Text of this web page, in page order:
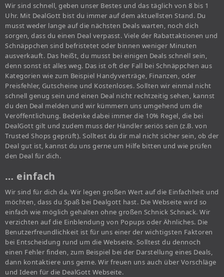
Wir sind schnell, geben unser Bestes und das täglich von 8 bis 1
Uhr. Mit DealGott bist du immer auf dem aktuellsten Stand. Du
musst weder lange auf die nächsten Deals warten, noch dich
sorgen, dass du einen Deal verpasst. Viele der Rabattaktionen und
Schnäppchen sind befristetet oder binnen weniger Minuten
ausverkauft. Das heißt, du musst bei einigen Deals schnell sein,
denn sonst ist alles weg. Das ist oft der Fall bei Schnäppchen aus
Kategorien wie zum Beispiel Handyverträge, Finanzen, oder
Preisfehler, Gutscheine und Kostenloses. Sollten wir einmal nicht
schnell genug sein und einen Deal nicht rechtzeitig sehen, kannst
du den Deal melden und wir kümmern uns umgehend um die
Veröffentlichung. Bedenke dabei immer die 10% Regel, die bei
DealGott gilt und zudem muss der Händler seriös sein (z.B. von
Trusted Shops geprüft). Solltest du dir mal nicht sicher sein, ob der
Deal gut ist, kannst du uns gerne um Hilfe bitten und wie prüfen
den Deal für dich.
… einfach
Wir sind für dich da. Wir legen großen Wert auf die Einfachheit und
möchten, dass du Spaß bei Dealgott hast. Die Webseite wird so
einfach wie möglich gehalten ohne großen Schnick Schnack. Wir
verzichten auf die Einblendung von Popups oder Ähnliches. Die
Benutzerfreundlichkeit ist für uns einer der wichtigsten Faktoren
bei Entscheidung rund um die Webseite. Solltest du dennoch
einen Fehler finden, zum Beispiel bei der Darstellung eines Deals,
dann kontaktiere uns gerne. Wir freuen uns auch über Vorschläge
und Ideen für die DealGott Webseite.